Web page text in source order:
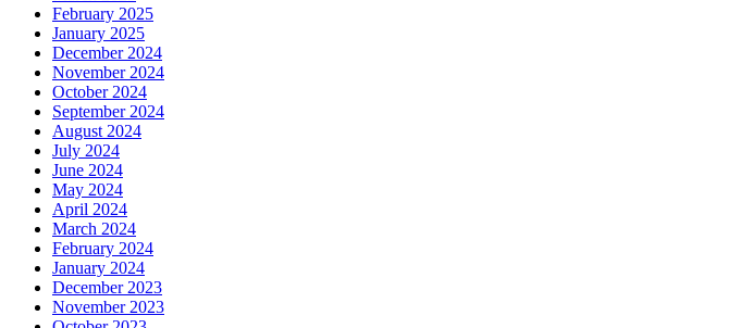
February 2025
January 2025
December 2024
November 2024
October 2024
September 2024
August 2024
July 2024
June 2024
May 2024
April 2024
March 2024
February 2024
January 2024
December 2023
November 2023